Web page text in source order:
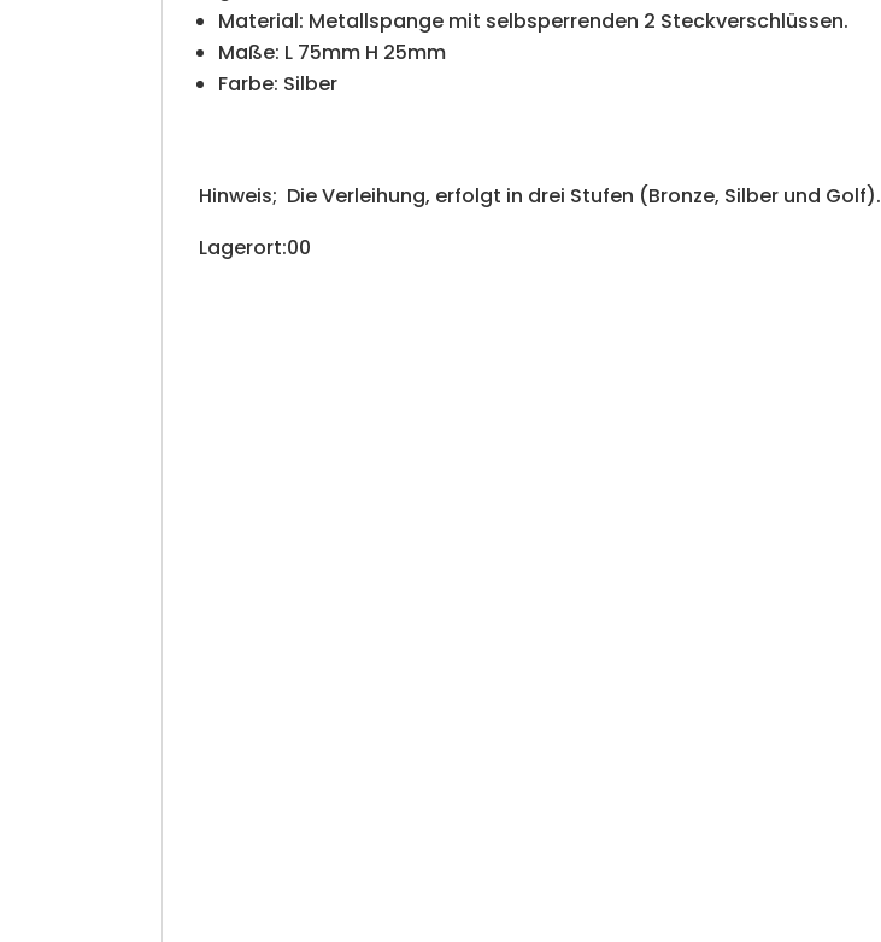
Material: Metallspange mit selbsperrenden 2 Steckverschlüssen.
Maße: L 75mm H 25mm
Farbe: Silber
Hinweis; Die Verleihung, erfolgt in drei Stufen (Bronze, Silber und Golf).
Lagerort:00